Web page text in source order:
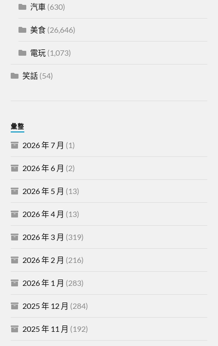
汽車 (630)
美食 (26,646)
電玩 (1,073)
笑話 (54)
彙整
2026 年 7 月 (1)
2026 年 6 月 (2)
2026 年 5 月 (13)
2026 年 4 月 (13)
2026 年 3 月 (319)
2026 年 2 月 (216)
2026 年 1 月 (283)
2025 年 12 月 (284)
2025 年 11 月 (192)